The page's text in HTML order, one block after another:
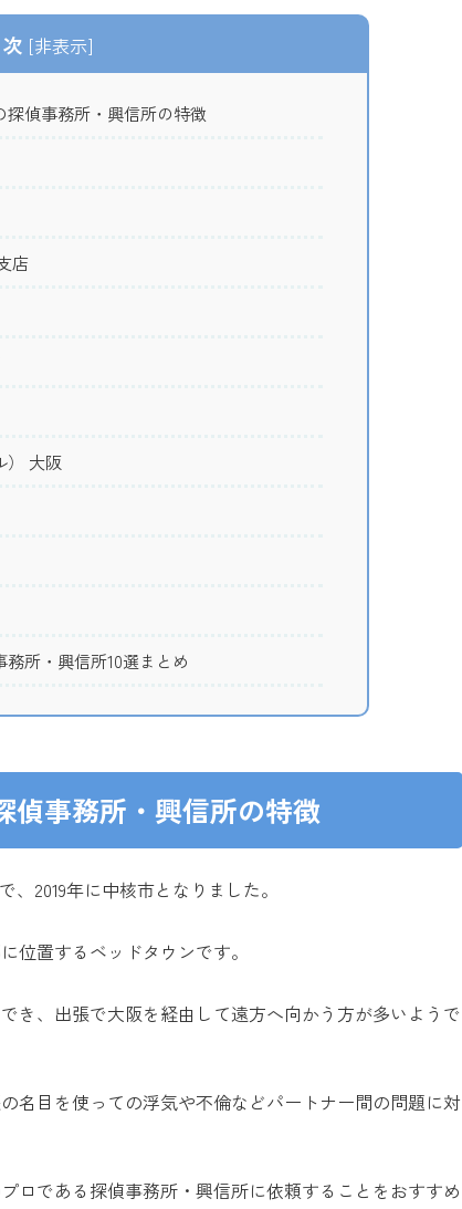
[非表示]
偵事務所・興信所の特徴
店
） 大阪
所・興信所10選まとめ
偵事務所・興信所の特徴
2019年に中核市となりました。
位置するベッドタウンです。
き、出張で大阪を経由して遠方へ向かう方が多いようで
名目を使っての浮気や不倫などパートナー間の問題に対
ロである探偵事務所・興信所に依頼することをおすすめ